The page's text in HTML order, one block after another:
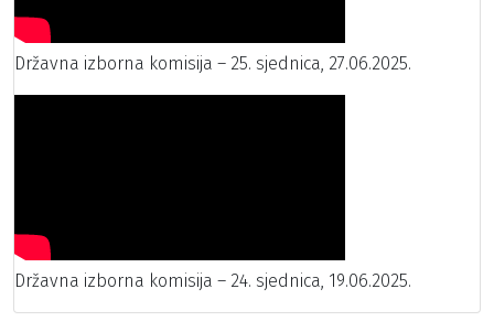
Državna izborna komisija – 25. sjednica, 27.06.2025.
Državna izborna komisija – 24. sjednica, 19.06.2025.